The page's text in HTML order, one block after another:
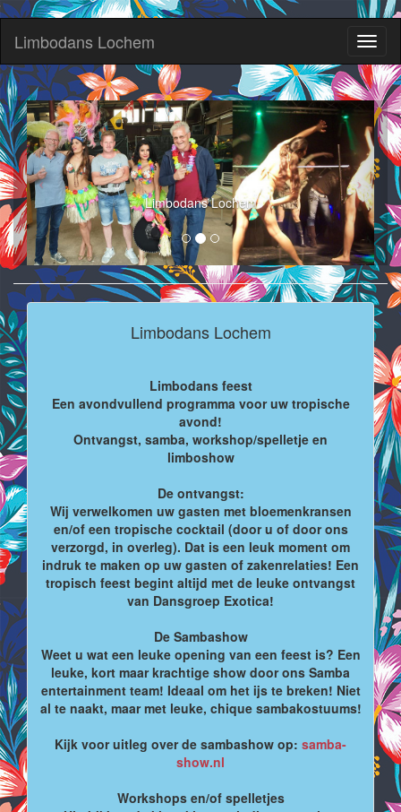
Limbodans Lochem
Limbodans Lochem
Limbodans Lochem
Limbodans feest
Een avondvullend programma voor uw tropische
avond!
Ontvangst, samba, workshop/spelletje en
limboshow
De ontvangst:
Wij verwelkomen uw gasten met bloemenkransen
en/of een tropische cocktail (door u of door ons
verzorgd, in overleg). Dat is een leuk moment om
indruk te maken op uw gasten of zakenrelaties! Een
tropisch feest begint altijd met de leuke ontvangst
van Dansgroep Exotica!
De Sambashow
Weet u wat een leuke opening van een feest is? Een
leuke, kort maar krachtige show door ons Samba
entertainment team! Ideaal om het ijs te breken! Niet
al te naakt, maar met leuke, chique sambakostuums!
Kijk voor uitleg over de sambashow op: samba-
show.nl
Workshops en/of spelletjes